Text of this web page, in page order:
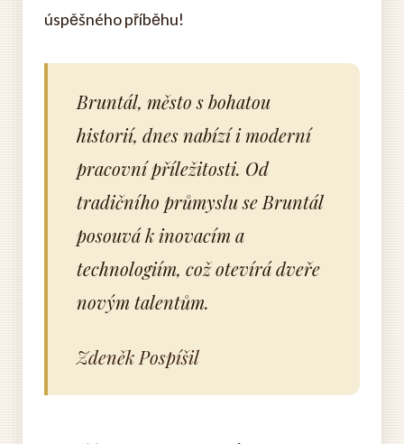
úspěšného příběhu!
Bruntál, město s bohatou
historií, dnes nabízí i moderní
pracovní příležitosti. Od
tradičního průmyslu se Bruntál
posouvá k inovacím a
technologiím, což otevírá dveře
novým talentům.
Zdeněk Pospíšil